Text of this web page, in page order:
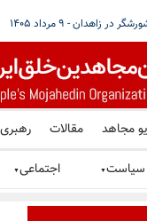
فعالیت‌های جوانان شورشگر در
مجاهد مقالات
سیاست▼ اجتماعی▼